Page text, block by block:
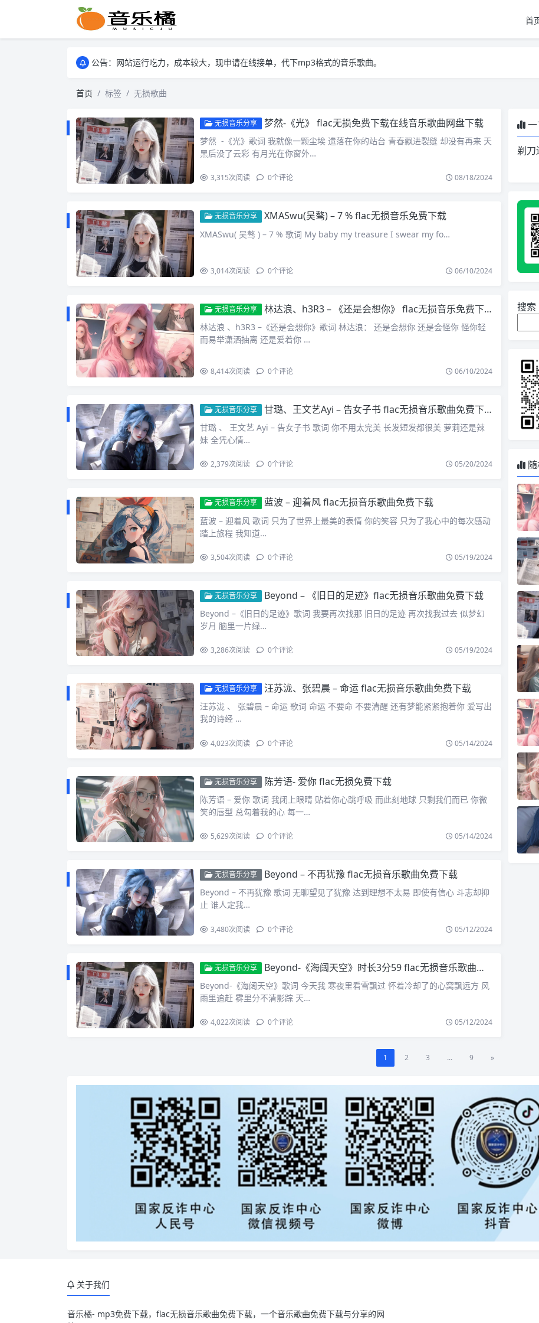
首
公告：网站运行吃力，成本较大，现申请在线接单，代下mp3格式的音乐歌曲。
公告：网站运行吃力，成本较大，现申请在线接单，代下mp3格式的音乐歌曲。
首页 标签 无损歌曲
无损音乐分享 梦然-《光》 flac无损免费下载在线音乐歌曲网盘下载
梦然 -《光》歌词 我就像一颗尘埃 遗落在你的站台 青春飘进裂缝 却没有再来 天
黑后没了云彩 有月光在你窗外…
3,315次阅读 0个评论 08/18/2024
无损音乐分享 XMASwu(吴骜) – 7 % flac无损音乐免费下载
XMASwu( 吴骜 ) – 7 % 歌词 My baby my treasure I swear my fo…
3,014次阅读 0个评论 06/10/2024
无损音乐分享 林达浪、h3R3 – 《还是会想你》 flac无损音乐免费下载
林达浪 、h3R3 –《还是会想你》歌词 林达浪： 还是会想你 还是会怪你 怪你轻
而易举潇洒抽离 还是爱着你 …
8,414次阅读 0个评论 06/10/2024
无损音乐分享 甘璐、王文艺Ayi – 告女子书 flac无损音乐歌曲免费下载
甘璐 、 王文艺 Ayi – 告女子书 歌词 你不用太完美 长发短发都很美 萝莉还是辣
妹 全凭心情…
2,379次阅读 0个评论 05/20/2024
无损音乐分享 蓝波 – 迎着风 flac无损音乐歌曲免费下载
蓝波 – 迎着风 歌词 只为了世界上最美的表情 你的笑容 只为了我心中的每次感动
踏上旅程 我知道…
3,504次阅读 0个评论 05/19/2024
无损音乐分享 Beyond – 《旧日的足迹》flac无损音乐歌曲免费下载
Beyond –《旧日的足迹》歌词 我要再次找那 旧日的足迹 再次找我过去 似梦幻
岁月 脑里一片绿…
3,286次阅读 0个评论 05/19/2024
无损音乐分享 汪苏泷、张碧晨 – 命运 flac无损音乐歌曲免费下载
汪苏泷 、 张碧晨 – 命运 歌词 命运 不要命 不要清醒 还有梦能紧紧抱着你 爱写出
我的诗经 …
4,023次阅读 0个评论 05/14/2024
无损音乐分享 陈芳语- 爱你 flac无损免费下载
陈芳语 – 爱你 歌词 我闭上眼睛 贴着你心跳呼吸 而此刻地球 只剩我们而已 你微
笑的唇型 总勾着我的心 每一…
5,629次阅读 0个评论 05/14/2024
无损音乐分享 Beyond – 不再犹豫 flac无损音乐歌曲免费下载
Beyond – 不再犹豫 歌词 无聊望见了犹豫 达到理想不太易 即使有信心 斗志却抑
止 谁人定我…
3,480次阅读 0个评论 05/12/2024
无损音乐分享 Beyond-《海阔天空》时长3分59 flac无损音乐歌曲免费下载
Beyond-《海阔天空》歌词 今天我 寒夜里看雪飘过 怀着冷却了的心窝飘远方 风
雨里追赶 雾里分不清影踪 天…
4,022次阅读 0个评论 05/12/2024
1 2 3 ... 9 »
剃刀
搜索
关于我们
音乐橘- mp3免费下载，flac无损音乐歌曲免费下载，一个音乐歌曲免费下载与分享的网